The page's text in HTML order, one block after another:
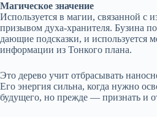
Магическое значение
Используется в магии, связанной с
призывом духа-хранителя. Бузина
дающие подсказки, и используется
информации из Тонкого плана.
Это дерево учит отбрасывать
Его энергия сильна, когда нужно
будущего, но прежде — признать и